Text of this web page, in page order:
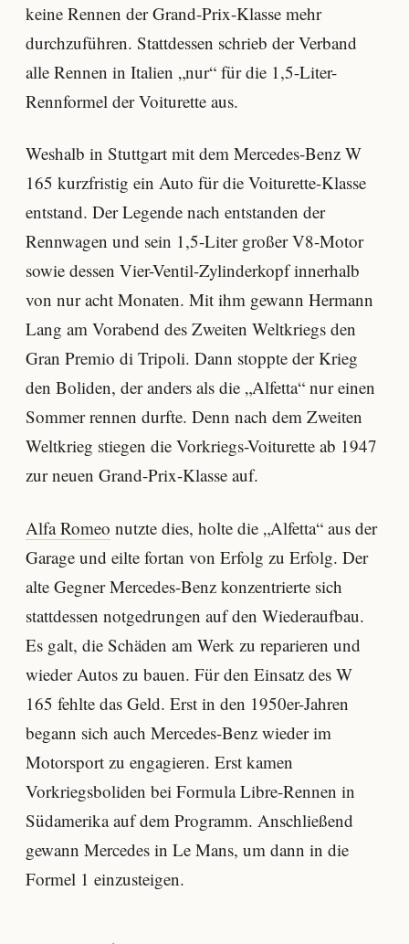
keine Rennen der Grand-Prix-Klasse mehr
durchzuführen. Stattdessen schrieb der Verband
alle Rennen in Italien „nur“ für die 1,5-Liter-
Rennformel der Voiturette aus.
Weshalb in Stuttgart mit dem Mercedes-Benz W
165 kurzfristig ein Auto für die Voiturette-Klasse
entstand. Der Legende nach entstanden der
Rennwagen und sein 1,5-Liter großer V8-Motor
sowie dessen Vier-Ventil-Zylinderkopf innerhalb
von nur acht Monaten. Mit ihm gewann Hermann
Lang am Vorabend des Zweiten Weltkriegs den
Gran Premio di Tripoli. Dann stoppte der Krieg
den Boliden, der anders als die „Alfetta“ nur einen
Sommer rennen durfte. Denn nach dem Zweiten
Weltkrieg stiegen die Vorkriegs-Voiturette ab 1947
zur neuen Grand-Prix-Klasse auf.
Alfa Romeo nutzte dies, holte die „Alfetta“ aus der
Garage und eilte fortan von Erfolg zu Erfolg. Der
alte Gegner Mercedes-Benz konzentrierte sich
stattdessen notgedrungen auf den Wiederaufbau.
Es galt, die Schäden am Werk zu reparieren und
wieder Autos zu bauen. Für den Einsatz des W
165 fehlte das Geld. Erst in den 1950er-Jahren
begann sich auch Mercedes-Benz wieder im
Motorsport zu engagieren. Erst kamen
Vorkriegsboliden bei Formula Libre-Rennen in
Südamerika auf dem Programm. Anschließend
gewann Mercedes in Le Mans, um dann in die
Formel 1 einzusteigen.